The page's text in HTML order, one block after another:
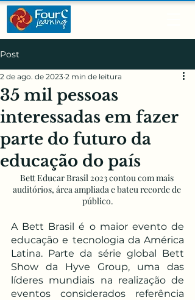
Post
35 mil pessoas
interessadas em fazer
parte do futuro da
educação do país
2 de ago. de 2023 2 min de leitura
Bett Educar Brasil 2023 contou com mais
auditórios, área ampliada e bateu recorde de
público.
A Bett Brasil é o maior evento de
educação e tecnologia da América
Latina. Parte da série global Bett
Show da Hyve Group, uma das
líderes mundiais na realização de
eventos considerados referência